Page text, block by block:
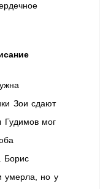
Зои сдают
Гудимов мог
Борис
умерла, но у